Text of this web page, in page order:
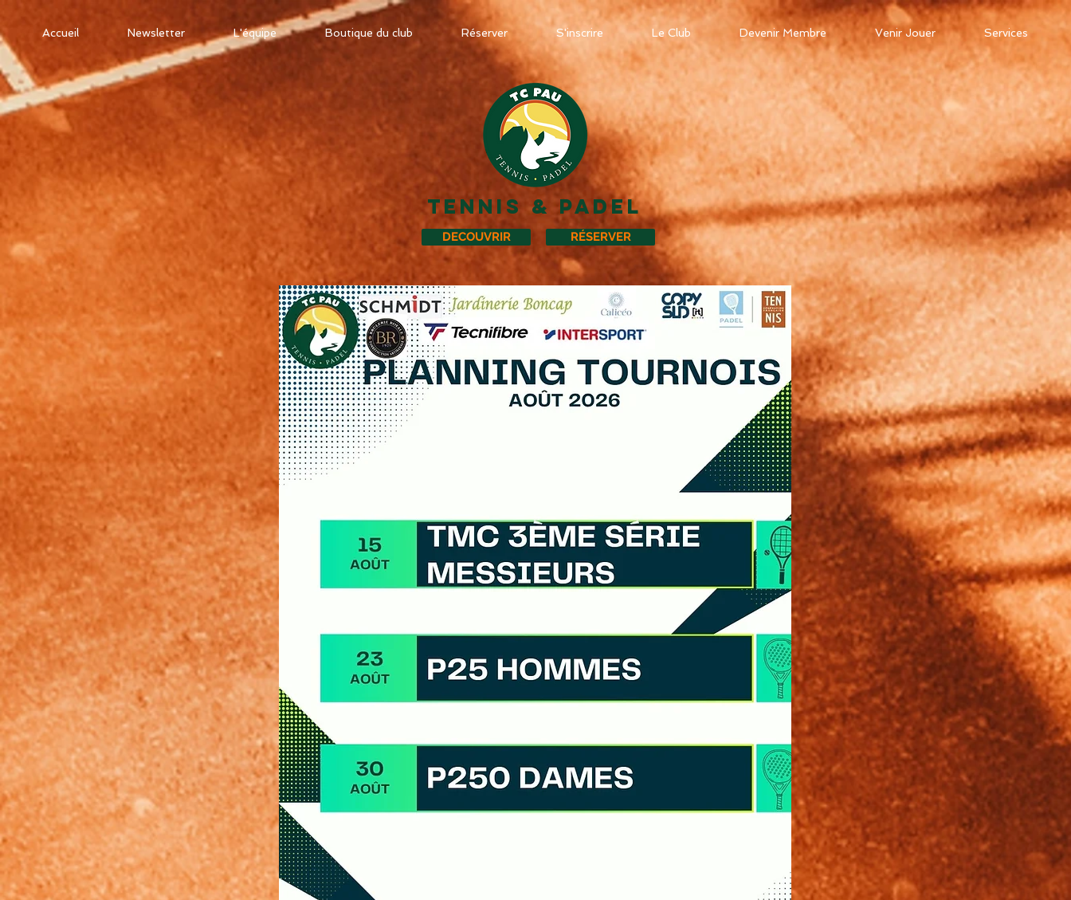
Accueil Newsletter L'équipe Boutique du club Réserver S'inscrire Le Club Devenir Membre Venir Jouer Services
TENNIS & PADEL
DECOUVRIR RÉSERVER